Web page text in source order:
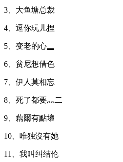
3、大鱼塘总裁
4、逗你玩儿捏
5、变老的心▂
6、贫尼想借色
7、伊人莫相忘
8、死了都要灬二
9、藕爾有點壞
10、唯独沒有她
11、我叫纠结伦